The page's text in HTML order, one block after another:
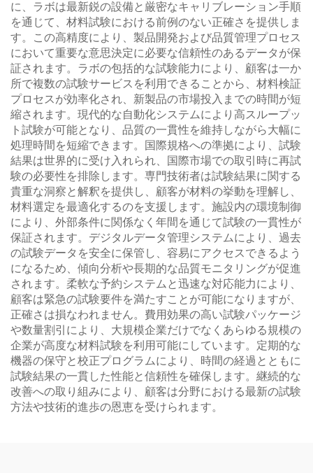
に、ラボは最新鋭の設備と厳密なキャリブレーション手順
を通じて、材料試験における前例のない正確さを提供しま
す。この高精度により、製品開発および品質管理プロセス
において重要な意思決定に必要な信頼性のあるデータが保
証されます。ラボの包括的な試験能力により、顧客は一か
所で複数の試験サービスを利用できることから、材料検証
プロセスが効率化され、新製品の市場投入までの時間が短
縮されます。現代的な自動化システムにより高スループッ
ト試験が可能となり、品質の一貫性を維持しながら大幅に
処理時間を短縮できます。国際規格への準拠により、試験
結果は世界的に受け入れられ、国際市場での取引時に再試
験の必要性を排除します。専門技術者は試験結果に関する
貴重な洞察と解釈を提供し、顧客が材料の挙動を理解し、
材料選定を最適化するのを支援します。施設内の環境制御
により、外部条件に関係なく年間を通じて試験の一貫性が
保証されます。デジタルデータ管理システムにより、過去
の試験データを安全に保管し、容易にアクセスできるよう
になるため、傾向分析や長期的な品質モニタリングが促進
されます。柔軟な予約システムと迅速な対応能力により、
顧客は緊急の試験要件を満たすことが可能になりますが、
正確さは損なわれません。費用効果の高い試験パッケージ
や数量割引により、大規模企業だけでなくあらゆる規模の
企業が高度な材料試験を利用可能にしています。定期的な
機器の保守と校正プログラムにより、時間の経過とともに
試験結果の一貫した性能と信頼性を確保します。継続的な
改善への取り組みにより、顧客は分野における最新の試験
方法や技術的進歩の恩恵を受けられます。